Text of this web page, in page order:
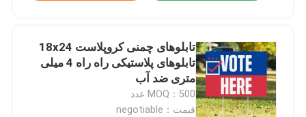
تابلوهای چمنی کروپلاست 18x24
تابلوهای پلاستیکی راه راه 4 میلی
متری ضد آب
MOQ：500 عدد
قیمت：negotiable